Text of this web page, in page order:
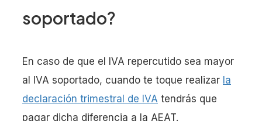
soportado?
En caso de que el IVA repercutido sea mayor
al IVA soportado, cuando te toque realizar la
declaración trimestral de IVA tendrás que
pagar dicha diferencia a la AEAT.